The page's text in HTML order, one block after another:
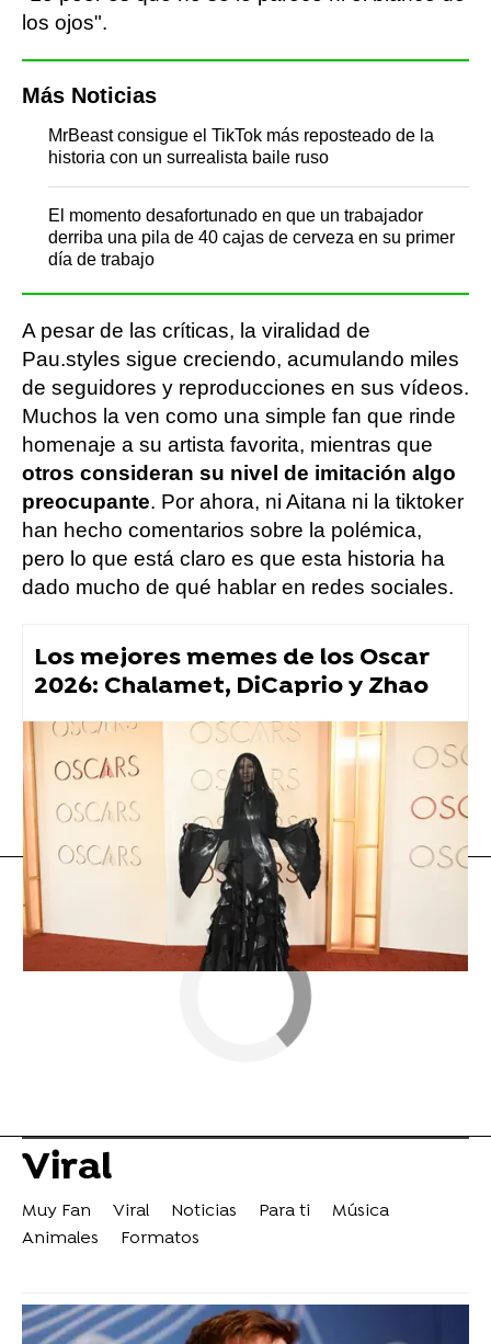
los ojos".
Más Noticias
MrBeast consigue el TikTok más reposteado de la
historia con un surrealista baile ruso
El momento desafortunado en que un trabajador
derriba una pila de 40 cajas de cerveza en su primer
día de trabajo
A pesar de las críticas, la viralidad de
Pau.styles sigue creciendo, acumulando miles
de seguidores y reproducciones en sus vídeos.
Muchos la ven como una simple fan que rinde
homenaje a su artista favorita, mientras que
otros consideran su nivel de imitación algo
preocupante. Por ahora, ni Aitana ni la tiktoker
han hecho comentarios sobre la polémica,
pero lo que está claro es que esta historia ha
dado mucho de qué hablar en redes sociales.
Los mejores memes de los Oscar
2026: Chalamet, DiCaprio y Zhao
Aitana
Flooxer Now
Viral
Muy Fan Viral Noticias Para ti
Música
Animales
Formatos